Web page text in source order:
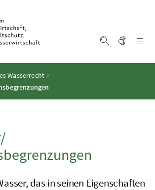
Wasserrecht
das in seinen Eigenschaften